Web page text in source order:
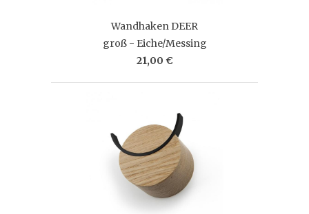
Wandhaken DEER
groß - Eiche/Messing
21,00 €